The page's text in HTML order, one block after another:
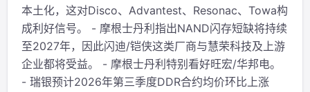
本土化，这对Disco、Advantest、Resonac、Towa构
成利好信号。 - 摩根士丹利指出NAND闪存短缺将持续
至2027年，因此闪迪/铠侠这类厂商与慧荣科技及上游
企业都将受益。 - 摩根士丹利特别看好旺宏/华邦电。
- 瑞银预计2026年第三季度DDR合约均价环比上涨